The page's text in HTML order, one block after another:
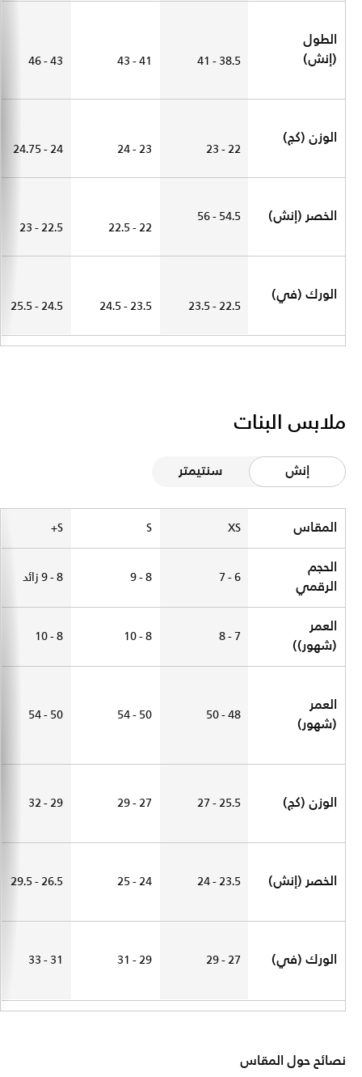
الطول
(إنش)
38.5 - 41
41 - 43
43 - 46
الوزن (كج)
22 - 23
23 - 24
24 - 24.75
الخصر (إنش) 54.5 - 56
22 - 22.5
22.5 - 23
الورك (في)
22.5 - 23.5
23.5 - 24.5
24.5 - 25.5
ملابس البنات
إنش سنتيمتر
Size Chart
المقاس XS
S
S+
الحجم
الرقمي
6 - 7
8 - 9 8 - 9 زائد
العمر
(شهور))
7 - 8
8 - 10
8 - 10
العمر
(شهور)
48 - 50
50 - 54
50 - 54
الوزن (كج) 25.5 - 27
27 - 29
29 - 32
الخصر (إنش) 23.5 - 24
24 - 25
26.5 - 29.5
الورك (في) 27 - 29
29 - 31
31 - 33
نصائح حول المقاس